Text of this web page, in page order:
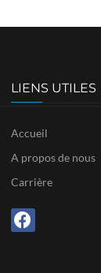
LIENS UTILES
Accueil
A propos de nous
Carrière